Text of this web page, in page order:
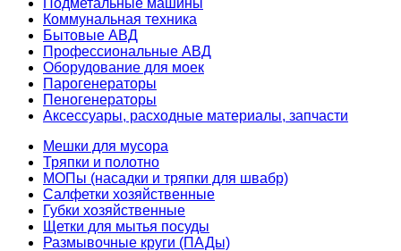
Коммунальная техника
Бытовые АВД
Профессиональные АВД
Оборудование для моек
Парогенераторы
Пеногенераторы
Аксессуары, расходные материалы, запчасти
Мешки для мусора
Тряпки и полотно
МОПы (насадки и тряпки для швабр)
Салфетки хозяйственные
Губки хозяйственные
Щетки для мытья посуды
Размывочные круги (ПАДы)